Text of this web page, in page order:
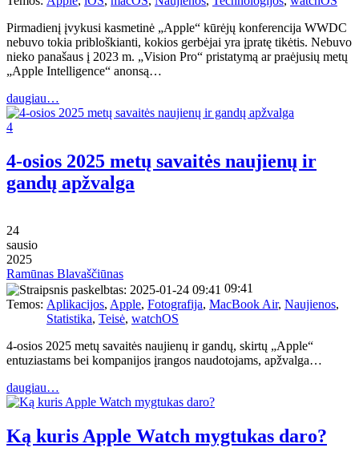
Pirmadienį įvykusi kasmetinė „Apple“ kūrėjų konferencija WWDC
nebuvo tokia pribloškianti, kokios gerbėjai yra įpratę tikėtis. Nebuvo
nieko panašaus į 2023 m. „Vision Pro“ pristatymą ar praėjusių metų
„Apple Intelligence“ anonsą…
daugiau…
4
4-osios 2025 metų savaitės naujienų ir
gandų apžvalga
24
sausio
2025
Ramūnas Blavaščiūnas
09:41
Temos: Aplikacijos, Apple, Fotografija, MacBook Air, Naujienos,
Statistika, Teisė, watchOS
4-osios 2025 metų savaitės naujienų ir gandų, skirtų „Apple“
entuziastams bei kompanijos įrangos naudotojams, apžvalga…
daugiau…
Ką kuris Apple Watch mygtukas daro?